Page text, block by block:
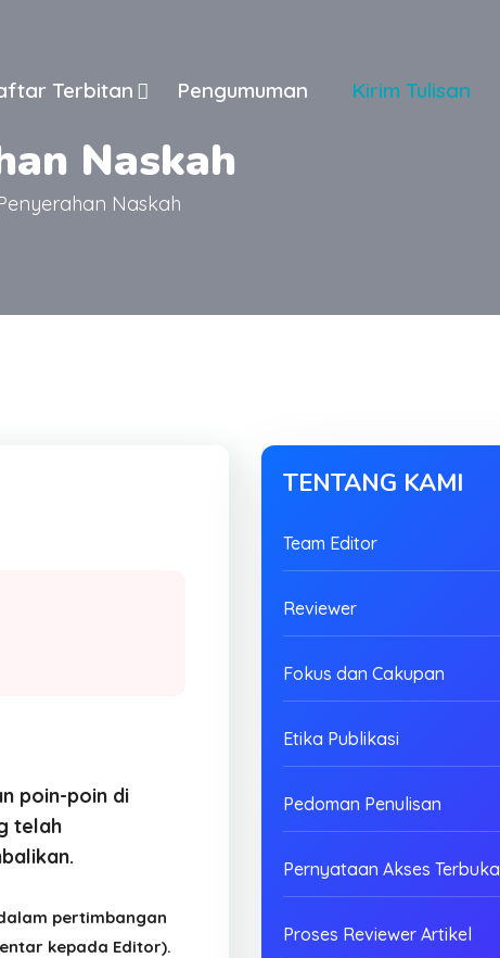
Terbitan Pengumuman Kirim Tulisan
Naskah
Naskah
poin-poin di
telah
pertimbangan
kepada Editor).
TENTANG KAMI
Team Editor
Reviewer
Fokus dan Cakupan
Etika Publikasi
Pedoman Penulisan
Pernyataan Akses Terbuka
Proses Reviewer Artikel